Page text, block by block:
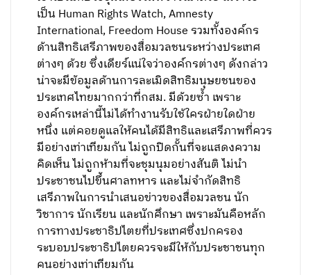
เป็น Human Rights Watch, Amnesty
International, Freedom House รวมทั้งองค์กร
ด้านสิทธิเสรีภาพของสื่อมวลชนระหว่างประเทศ
ต่างๆ ด้วย ซึ่งเดียร์แน่ใจว่าองค์กรต่างๆ ดังกล่าว
น่าจะมีข้อมูลด้านการละเมิดสิทธิมนุษยชนของ
ประเทศไทยมากกว่าที่กสม. มีด้วยซ้ำ เพราะ
องค์กรเหล่านี้ไม่ได้ทำงานรับใช้ใครฝ่ายใดฝ่าย
หนึ่ง แต่คอยดูแลให้คนได้มีสิทธิและเสรีภาพที่ควร
มีอย่างเท่าเทียมกัน ไม่ถูกปิดกั้นที่จะแสดงความ
คิดเห็น ไม่ถูกห้ามที่จะชุมนุมอย่างสันติ ไม่นำ
ประชาชนไปขึ้นศาลทหาร และไม่จำกัดสิทธิ
เสรีภาพในการนำเสนอข่าวของสื่อมวลชน นัก
วิชาการ นักเรียน และนักศึกษา เพราะมันคือหลัก
การทางประชาธิปไตยที่ประเทศซึ่งปกครอง
ระบอบประชาธิปไตยควรจะมีให้กับประชาชนทุก
คนอย่างเท่าเทียมกัน